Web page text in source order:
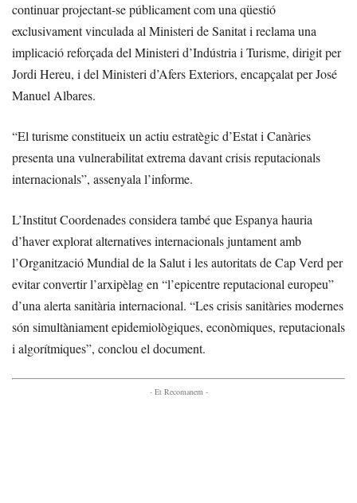
continuar projectant-se públicament com una qüestió
exclusivament vinculada al Ministeri de Sanitat i reclama una
implicació reforçada del Ministeri d’Indústria i Turisme, dirigit per
Jordi Hereu, i del Ministeri d’Afers Exteriors, encapçalat per José
Manuel Albares.
“El turisme constitueix un actiu estratègic d’Estat i Canàries
presenta una vulnerabilitat extrema davant crisis reputacionals
internacionals”, assenyala l’informe.
L’Institut Coordenades considera també que Espanya hauria
d’haver explorat alternatives internacionals juntament amb
l’Organització Mundial de la Salut i les autoritats de Cap Verd per
evitar convertir l’arxipèlag en “l’epicentre reputacional europeu”
d’una alerta sanitària internacional. “Les crisis sanitàries modernes
són simultàniament epidemiològiques, econòmiques, reputacionals
i algorítmiques”, conclou el document.
- Et Recomanem -